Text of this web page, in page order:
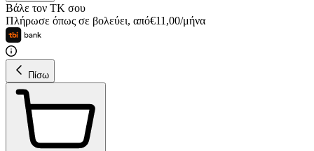
Βάλε τον ΤΚ σου
Πλήρωσε όπως σε βολεύει, από€11,00/μήνα
Πίσω